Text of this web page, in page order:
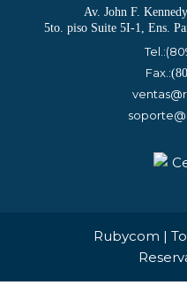
Av. John F.
5to. piso Suite 5I-1, Ens.
Tel.:
Fax.:
Rubycom |